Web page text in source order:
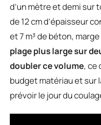
d’un mètre et demi sur
de 12 cm d’épaisseur
et 7 m³ de béton,
plage plus large sur
doubler ce volume, ce
budget matériau et sur
prévoir le jour du